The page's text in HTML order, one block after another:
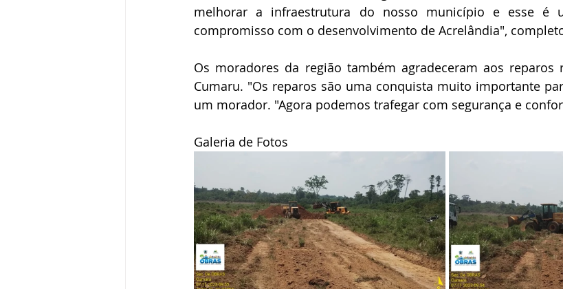
melhorar a infraestrutura do nosso município e esse é
compromisso com o desenvolvimento de Acrelândia",
Os moradores da região também agradeceram aos reparos
Cumaru. "Os reparos são uma conquista muito importante
um morador. "Agora podemos trafegar com segurança e
Galeria de Fotos